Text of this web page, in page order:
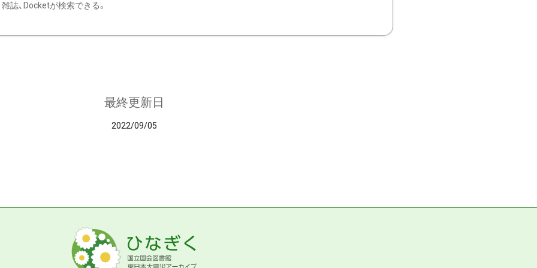
雑誌、Docketが検索できる。
最終更新日
2022/09/05